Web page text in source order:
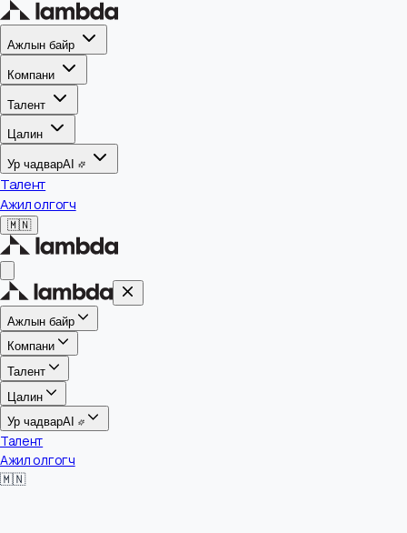
Ажлын байр
Компани
Талент
Цалин
Ур чадварAI
Талент
Ажил олгогч
🇲🇳
Ажлын байр
Компани
Талент
Цалин
Ур чадвар
Талент
Ажил олгогч